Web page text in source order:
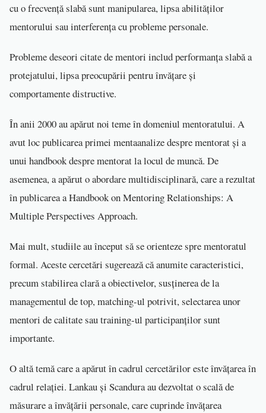
cu o frecvență slabă sunt manipularea, lipsa abilităților
mentorului sau interferența cu probleme personale.
Probleme deseori citate de mentori includ performanța slabă a
protejatului, lipsa preocupării pentru învățare și
comportamente distructive.
În anii 2000 au apărut noi teme în domeniul mentoratului. A
avut loc publicarea primei mentaanalize despre mentorat și a
unui handbook despre mentorat la locul de muncă. De
asemenea, a apărut o abordare multidisciplinară, care a rezultat
în publicarea a Handbook on Mentoring Relationships: A
Multiple Perspectives Approach.
Mai mult, studiile au început să se orienteze spre mentoratul
formal. Aceste cercetări sugerează că anumite caracteristici,
precum stabilirea clară a obiectivelor, susținerea de la
managementul de top, matching-ul potrivit, selectarea unor
mentori de calitate sau training-ul participanților sunt
importante.
O altă temă care a apărut în cadrul cercetărilor este învățarea în
cadrul relației. Lankau și Scandura au dezvoltat o scală de
măsurare a învățării personale, care cuprinde învățarea